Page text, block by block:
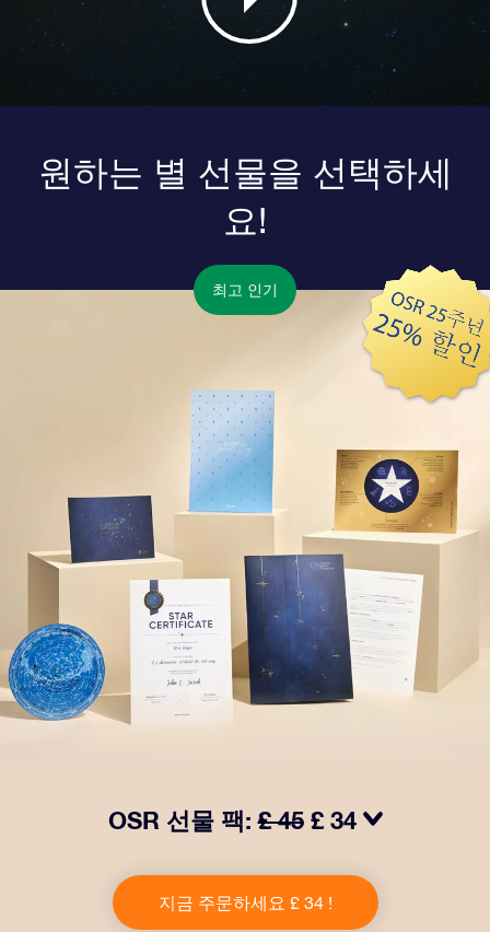
원하는 별 선물을 선택하세
요!
최고 인기
OSR 선물 팩:£ 45 £ 34
투와 퍼스널라이즈 문서가 선택한 주소로 발송되고 디지
털 문서가 제공되며 무료로 OSR 앱을 이용할 수 있습니
다. OSR Gift Pack은 친구나 사랑하는 사람에게 영원히
지금 주문하세요 £ 34 !